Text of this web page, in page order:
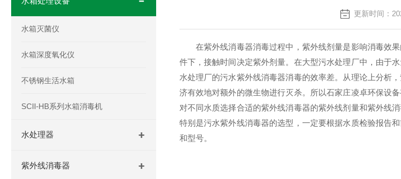
水箱灭菌仪
水箱深度氧化仪
不锈钢生活水箱
SCII-HB系列水箱消毒机
水处理器
紫外线消毒器
更新时间：
在紫外线消毒器消毒过程中，紫外线剂量是影响消毒效果
件下，接触时间决定紫外剂量。在大型污水处理厂中，由于
水处理厂的污水紫外线消毒器消毒的效率差。从理论上分析
济有效地对额外的微生物进行灭杀。所以石家庄凌卓环保设
对不同水质选择合适的紫外线消毒器的紫外线剂量和紫外线
特别是污水紫外线消毒器的选型，一定要根据水质检验报告
和型号。